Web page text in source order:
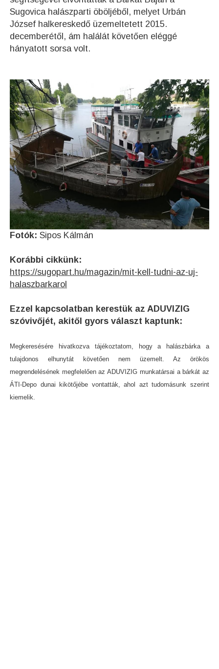
Sugovica halászparti öböljéből, melyet Urbán
József halkereskedő üzemeltetett 2015.
decemberétől, ám halálát követően eléggé
hányatott sorsa volt.
Fotók: Sipos Kálmán
Korábbi cikkünk:
https://sugopart.hu/magazin/mit-kell-tudni-az-uj-
halaszbarkarol
Ezzel kapcsolatban kerestük az ADUVIZIG
szóvivőjét, akitől gyors választ kaptunk:
Megkeresésére hivatkozva tájékoztatom, hogy a halászbárka a
tulajdonos elhunytát követően nem üzemelt. Az örökös
megrendelésének megfelelően az ADUVIZIG munkatársai a bárkát az
ÁTI-Depo dunai kikötőjébe vontatták, ahol azt tudomásunk szerint
kiemelik.